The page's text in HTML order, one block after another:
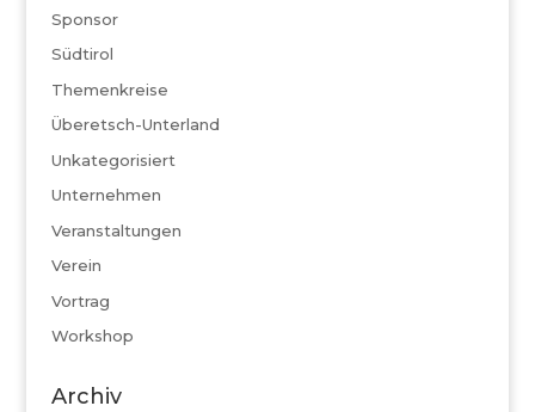
Sponsor
Südtirol
Themenkreise
Überetsch-Unterland
Unkategorisiert
Unternehmen
Veranstaltungen
Verein
Vortrag
Workshop
Archiv